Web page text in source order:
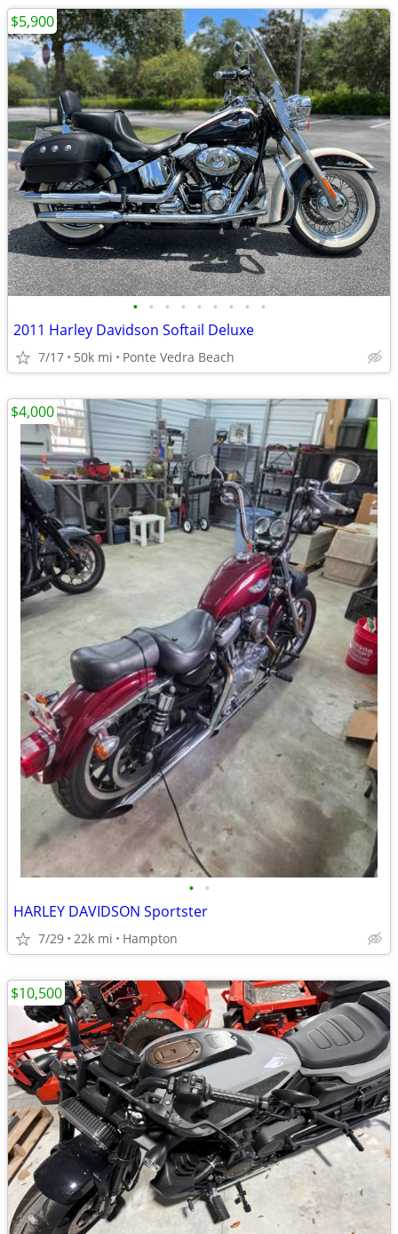
• • • • • • • • •
2011 Harley Davidson Softail Deluxe
7/17 50k mi Ponte Vedra Beach
$5,900
• •
HARLEY DAVIDSON Sportster
7/29 22k mi Hampton
$4,000
$10,500